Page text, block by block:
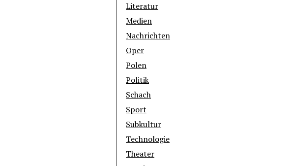
Literatur
Medien
Nachrichten
Oper
Polen
Politik
Schach
Sport
Subkultur
Technologie
Theater